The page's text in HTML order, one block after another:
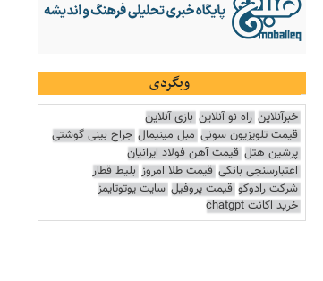
وبگردی
خبرآنلاین راه نو آنلاین بازی آنلاین
قیمت تلویزیون سونی مبل مینیمال جراح بینی گوشتی
پرشین هتل قیمت آهن فولاد ایرانیان
اعتبارسنجی بانکی قیمت طلا امروز بلیط قطار
شرکت رادوکو قیمت پروفیل سایت یوتوتایمز
خرید اکانت chatgpt